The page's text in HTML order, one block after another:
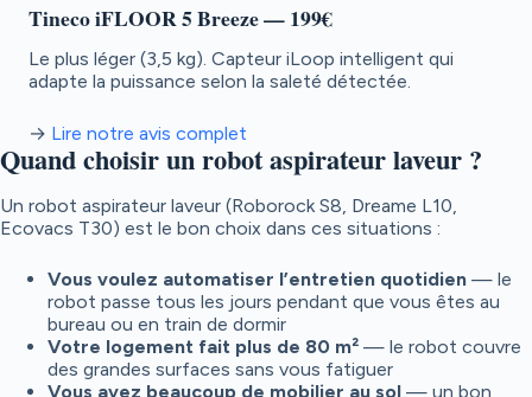
Tineco iFLOOR 5 Breeze— 199€
Le plus léger (3,5 kg). Capteur iLoop intelligent qui
adapte la puissance selon la saleté détectée.
→ Lire notre avis complet
Quand choisir un robot aspirateur laveur ?
Un robot aspirateur laveur (Roborock S8, Dreame L10,
Ecovacs T30) est le bon choix dans ces situations :
Vous voulez automatiser l’entretien quotidien — le
robot passe tous les jours pendant que vous êtes au
bureau ou en train de dormir
Votre logement fait plus de 80 m² — le robot couvre
des grandes surfaces sans vous fatiguer
Vous avez beaucoup de mobilier au sol — un bon